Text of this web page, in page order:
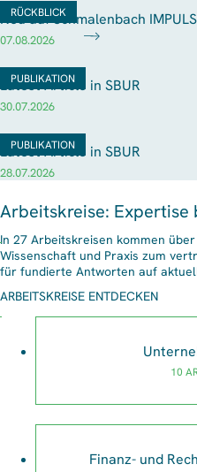
RÜCKBLICK
Neu auf Schmalenbach
07.08.2026
PUBLIKATION
Latest Article in SBUR
30.07.2026
PUBLIKATION
Latest Article in SBUR
28.07.2026
Arbeitskreise: Expertise
In 27 Arbeitskreisen kommen
Wissenschaft und Praxis zum
für fundierte Antworten auf
ARBEITSKREISE ENTDECKEN
10
Finanz- und